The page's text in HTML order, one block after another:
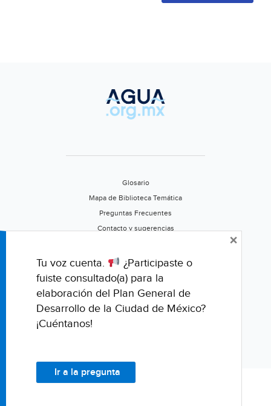
Glosario
Mapa de Biblioteca Temática
Preguntas Frecuentes
Contacto y sugerencias
Califica este portal
Tu voz cuenta.
¿Participaste o
fuiste consultado(a) para la
elaboración del Plan General de
Desarrollo de la Ciudad de México?
¡Cuéntanos!
Ir a la pregunta
×